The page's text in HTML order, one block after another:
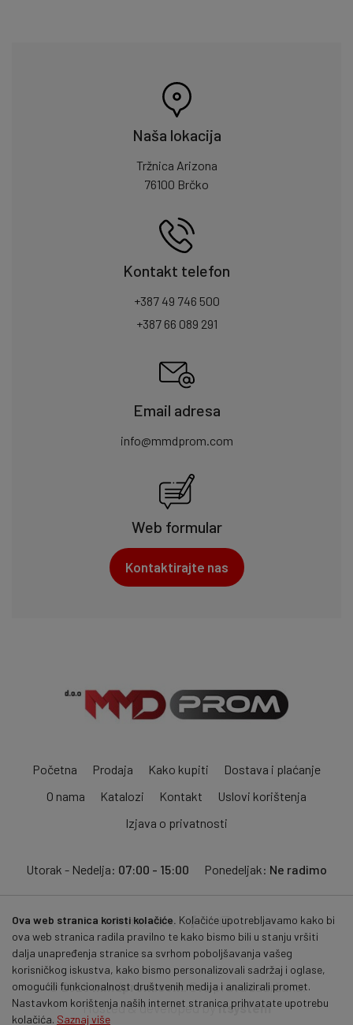
Naša lokacija
Tržnica Arizona
76100 Brčko
Kontakt telefon
+387 49 746 500
+387 66 089 291
Email adresa
info@mmdprom.com
Web formular
Kontaktirajte nas
Početna Prodaja Kako kupiti
Dostava i plaćanje
O nama
Katalozi Kontakt
Uslovi korištenja
Izjava o privatnosti
Utorak - Nedelja: 07:00 - 15:00 Ponedeljak: Ne radimo
Pratite nas:
© 2026mmdprom.com . Sva prava zadržana.
Hosted & developed byitsystem
Ova web stranica koristi kolačiće. Kolačiće upotrebljavamo kako bi
ova web stranica radila pravilno te kako bismo bili u stanju vršiti
dalja unapređenja stranice sa svrhom poboljšavanja vašeg
korisničkog iskustva, kako bismo personalizovali sadržaj i oglase,
omogućili funkcionalnost društvenih medija i analizirali promet.
Nastavkom korištenja naših internet stranica prihvatate upotrebu
kolačića. Saznaj više